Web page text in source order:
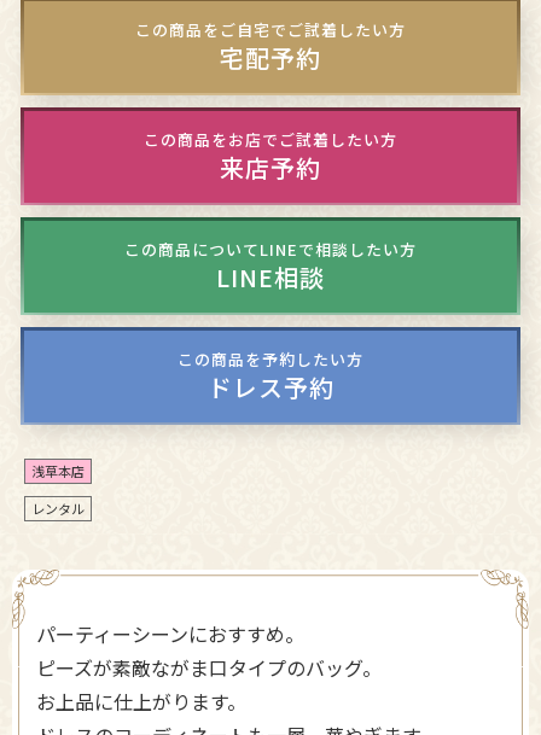
この商品をご自宅でご試着したい方
宅配予約
この商品をお店でご試着したい方
来店予約
この商品についてLINEで相談したい方
LINE相談
この商品を予約したい方
ドレス予約
浅草本店
レンタル
パーティーシーンにおすすめ。
ピーズが素敵ながま口タイプのバッグ。
お上品に仕上がります。